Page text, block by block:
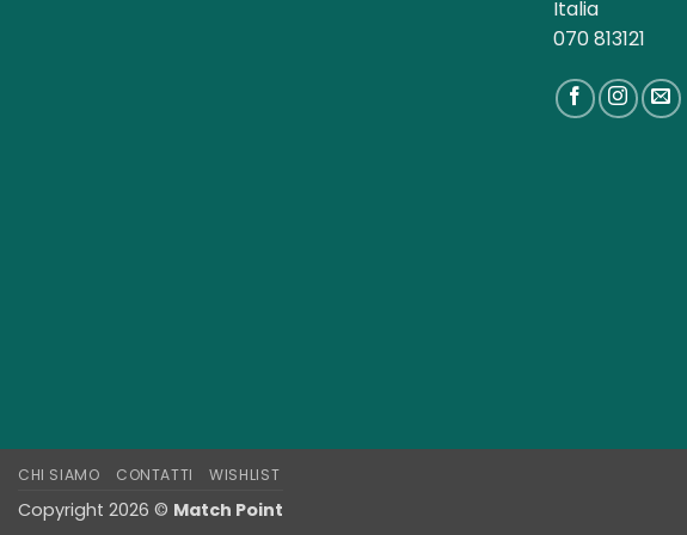
Italia
070 813121
CHI SIAMO CONTATTI WISHLIST
Copyright 2026 © Match Point